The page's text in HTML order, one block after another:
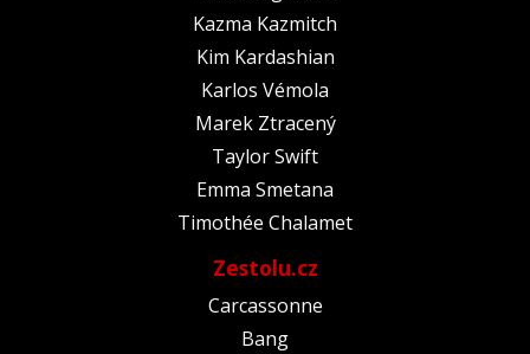
Kazma Kazmitch
Kim Kardashian
Karlos Vémola
Marek Ztracený
Taylor Swift
Emma Smetana
Timothée Chalamet
Zestolu.cz
Carcassonne
Bang